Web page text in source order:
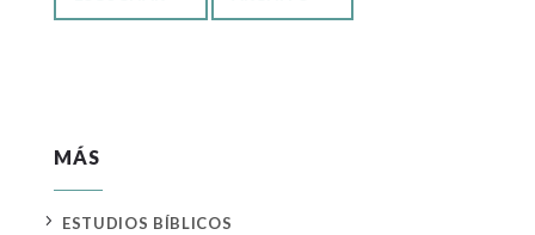
MÁS
5 ESTUDIOS BÍBLICOS